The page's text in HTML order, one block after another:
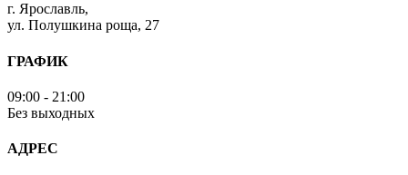
г. Ярославль,
ул. Полушкина роща, 27
ГРАФИК
09:00 - 21:00
Без выходных
АДРЕС